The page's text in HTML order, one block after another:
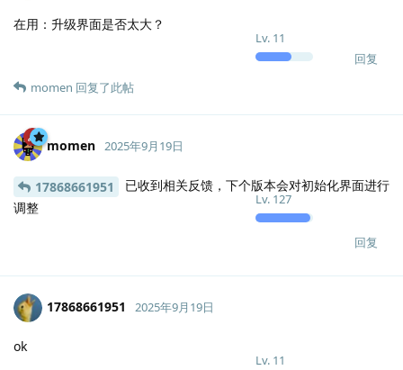
Lv. 11
在用：升级界面是否太大？
回复
momen 回复了此帖
momen
Lv. 127
2025年9月19日
17868661951
已收到相关反馈，下个版本会对初始化界面进行
调整
回复
17868661951
Lv. 11
2025年9月19日
ok